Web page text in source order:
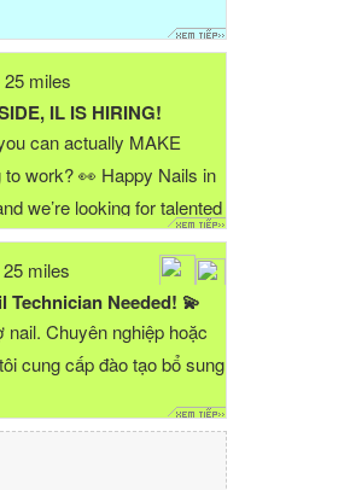
miles
IL IS HIRING!
can actually MAKE
work? 👀 Happy Nails in
we’re looking for talented
hiring: * Acrylic/ Gel
miles
Technician Needed! 💫
Chuyên nghiệp hoặc
cung cấp đào tạo bổ sung